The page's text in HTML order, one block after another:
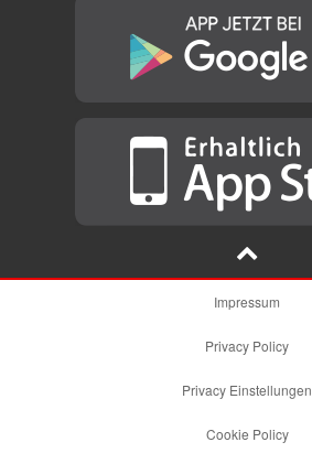
Impressum
Privacy Policy
Privacy Einstellungen
Cookie Policy